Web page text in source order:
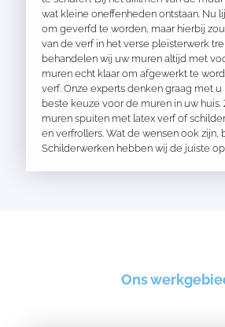
wat kleine oneffenheden ontstaan. Nu
om geverfd te worden, maar hierbij
van de verf in het verse pleisterwerk
behandelen wij uw muren altijd met
muren echt klaar om afgewerkt te
verf. Onze experts denken graag met
beste keuze voor de muren in uw huis.
muren spuiten met latex verf of
en verfrollers. Wat de wensen ook zijn,
Schilderwerken hebben wij de juiste
Ons